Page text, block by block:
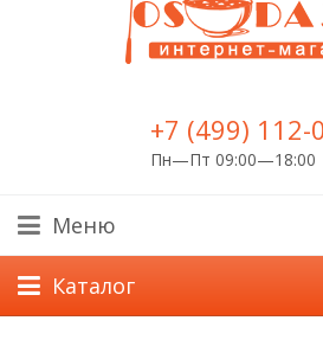
+7 (499) 112-
Пн—Пт 09:00—18:00
Меню
Каталог